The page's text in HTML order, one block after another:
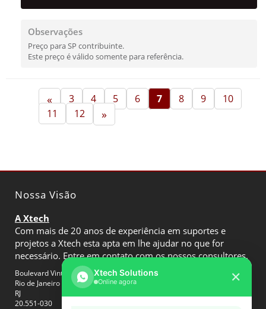
Observações
Preço para SP contribuinte.
Este preço é válido somente para referência.
« 3 4 5 6 7 8 9
10
11
12 »
Nossa Visão
A Xtech
Com mais de 20 anos de experiência em suportes e
projetos a Xtech esta apta em lhe ajudar no que for
necessário. Entre em contato com os nossos consultores.
Boulevard Vinte e Oito de Setembro
Rio de Janeiro
RJ
20.551-030
Xtech Solutions
Online agora ✕